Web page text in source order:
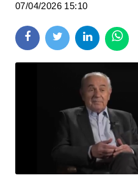
07/04/2026 15:10